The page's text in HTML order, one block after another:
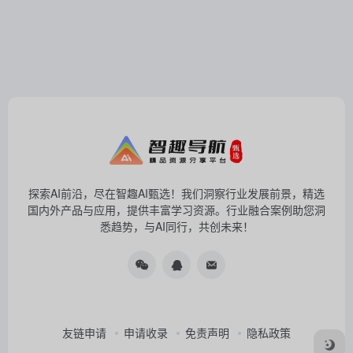
探索AI前沿，尽在智趣AI甄选！我们洞察行业发展前景，精选
国内外产品与应用，提供丰富学习资源。行业融合案例助您洞
悉趋势，与AI同行，共创未来！
友链申请 申请收录 免责声明 隐私政策